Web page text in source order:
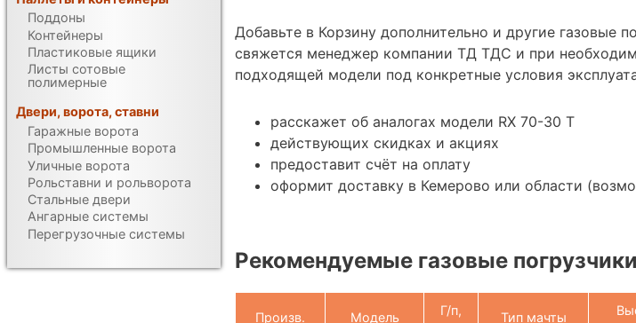
Добавьте в Корзину дополнительно и другие газовые
свяжется менеджер компании ТД ТДС и при
подходящей модели под конкретные условия
расскажет об аналогах модели RX 70-30 T
действующих скидках и акциях
предоставит счёт на оплату
оформит доставку в Кемерово или области
Рекомендуемые газовые погрузчики
Произв. Модель
Г/п,
Тип мачты
Поддоны
Контейнеры
Пластиковые ящики
Листы сотовые
полимерные
Двери, ворота, ставни
Гаражные ворота
Промышленные ворота
Уличные ворота
Рольставни и рольворота
Стальные двери
Ангарные системы
Перегрузочные системы